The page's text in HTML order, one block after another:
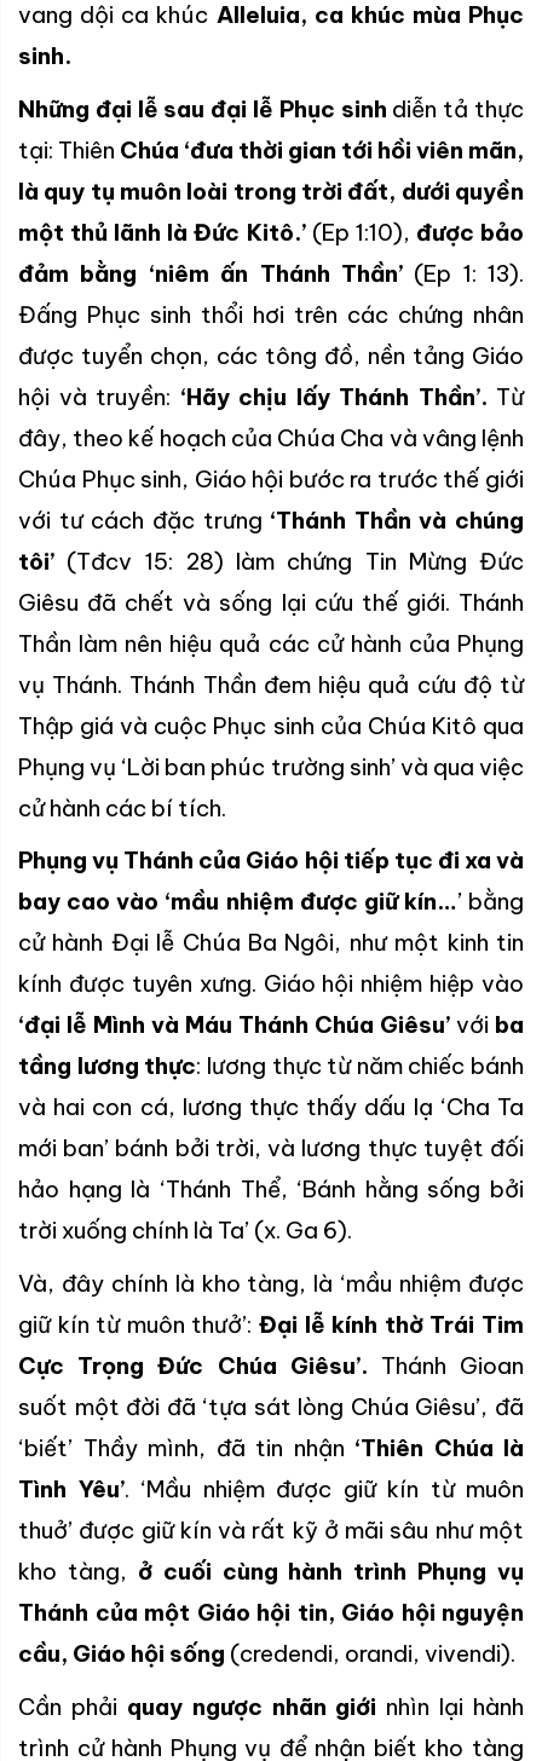
vang dội ca khúc Alleluia, ca khúc mùa Phục
sinh.
Những đại lễ sau đại lễ Phục sinh diễn tả thực
tại: Thiên Chúa ‘đưa thời gian tới hồi viên mãn,
là quy tụ muôn loài trong trời đất, dưới quyền
một thủ lãnh là Đức Kitô.’(Ep 1:10), được bảo
đảm bằng ‘niêm ấn Thánh Thần’(Ep 1: 13).
Đấng Phục sinh thổi hơi trên các chứng nhân
được tuyển chọn, các tông đồ, nền tảng Giáo
hội và truyền: ‘Hãy chịu lấy Thánh Thần’. Từ
đây, theo kế hoạch của Chúa Cha và vâng lệnh
Chúa Phục sinh, Giáo hội bước ra trước thế giới
với tư cách đặc trưng ‘Thánh Thần và chúng
tôi’ (Tđcv 15: 28) làm chứng Tin Mừng Đức
Giêsu đã chết và sống lại cứu thế giới. Thánh
Thần làm nên hiệu quả các cử hành của Phụng
vụ Thánh. Thánh Thần đem hiệu quả cứu độ từ
Thập giá và cuộc Phục sinh của Chúa Kitô qua
Phụng vụ ‘Lời ban phúc trường sinh’ và qua việc
cử hành các bí tích.
Phụng vụ Thánh của Giáo hội tiếp tục đi xa và
bay cao vào ‘mầu nhiệm được giữ kín…’ bằng
cử hành Đại lễ Chúa Ba Ngôi, như một kinh tin
kính được tuyên xưng. Giáo hội nhiệm hiệp vào
‘đại lễ Mình và Máu Thánh Chúa Giêsu’ với ba
tầng lương thực: lương thực từ năm chiếc bánh
và hai con cá, lương thực thấy dấu lạ ‘Cha Ta
mới ban’ bánh bởi trời, và lương thực tuyệt đối
hảo hạng là ‘Thánh Thể, ‘Bánh hằng sống bởi
trời xuống chính là Ta’ (x. Ga 6).
Và, đây chính là kho tàng, là ‘mầu nhiệm được
giữ kín từ muôn thưở’: Đại lễ kính thờ Trái Tim
Cực Trọng Đức Chúa Giêsu’. Thánh Gioan
suốt một đời đã ‘tựa sát lòng Chúa Giêsu’, đã
‘biết’ Thầy mình, đã tin nhận ‘Thiên Chúa là
Tình Yêu’. ‘Mầu nhiệm được giữ kín từ muôn
thuở’ được giữ kín và rất kỹ ở mãi sâu như một
kho tàng, ở cuối cùng hành trình Phụng vụ
Thánh của một Giáo hội tin, Giáo hội nguyện
cầu, Giáo hội sống (credendi, orandi, vivendi).
Cần phải quay ngược nhãn giới nhìn lại hành
trình cử hành Phụng vụ để nhận biết kho tàng